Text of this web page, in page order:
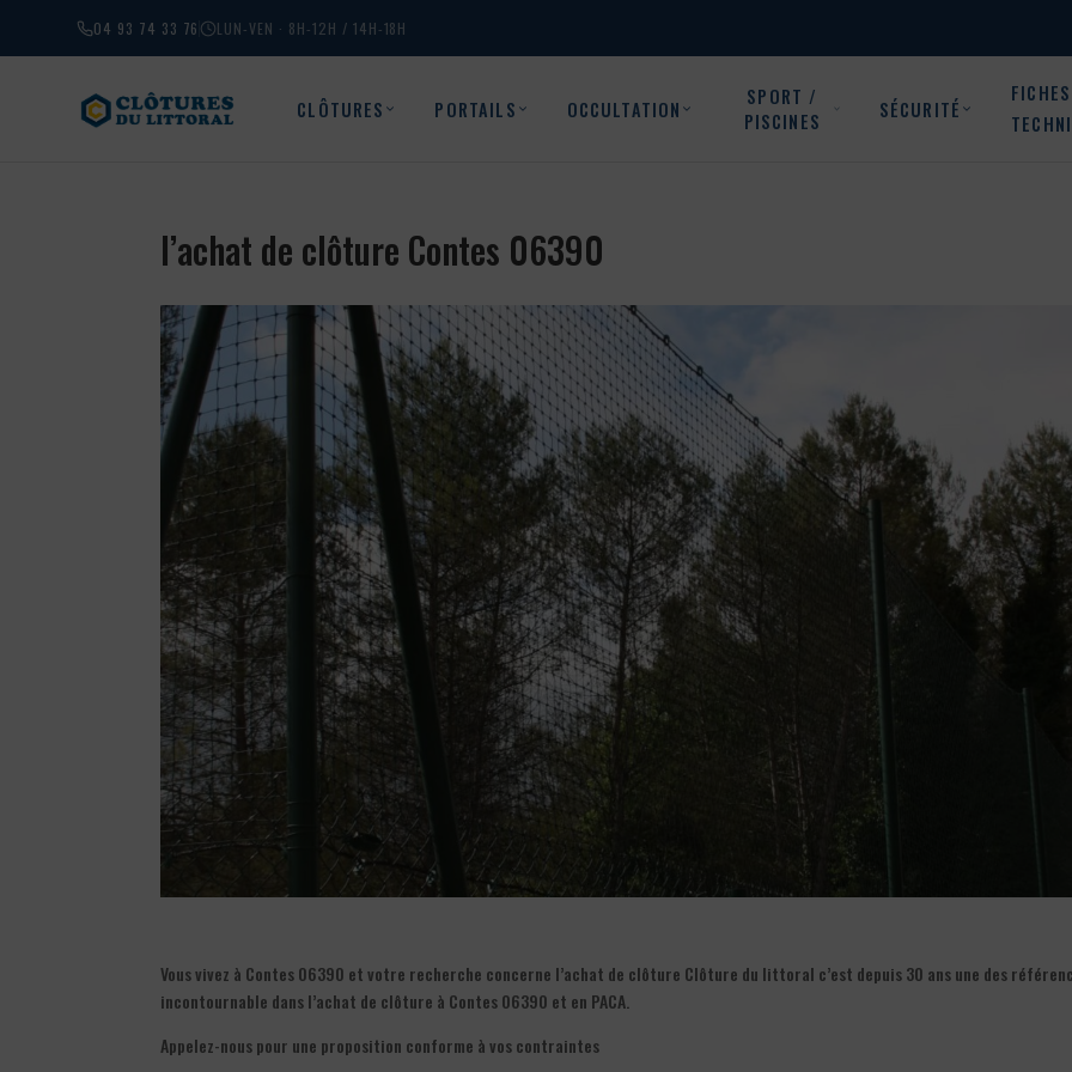
04 93 74 33 76 LUN-VEN · 8H-12H / 14H-18H
CLÔTURES PORTAILS OCCULTATION
SPORT /
PISCINES
SÉCURITÉ
FICHES
l’achat de clôture Contes 06390
Vous vivez à Contes 06390 et votre recherche concerne l’achat de clôture Clôture du littoral c’est depuis 30 ans une des
incontournable dans l’achat de clôture à Contes 06390 et en PACA.
Appelez-nous pour une proposition conforme à vos contraintes